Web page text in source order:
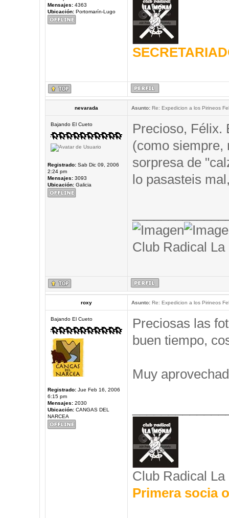
Mensajes:4363
Ubicación:Portomarín-Lugo
nevarada Asunto:Re: Expedicion a los Pirineos
Bajando El Cueto
Registrado:Sab Dic 09, 2006
2:24 pm
Mensajes:3093
Ubicación:Galicia
Precioso, Félix.
(como
sorpresa de
lo pasasteis
Club Radical La
roxy Asunto:Re: Expedicion a los Pirineos
Bajando El Cueto
Registrado:Jue Feb 16, 2006
6:15 pm
Mensajes:2030
Ubicación:CANGAS DEL
NARCEA
Preciosas las
buen tiempo,
Muy
Club Radical La
Primera socia